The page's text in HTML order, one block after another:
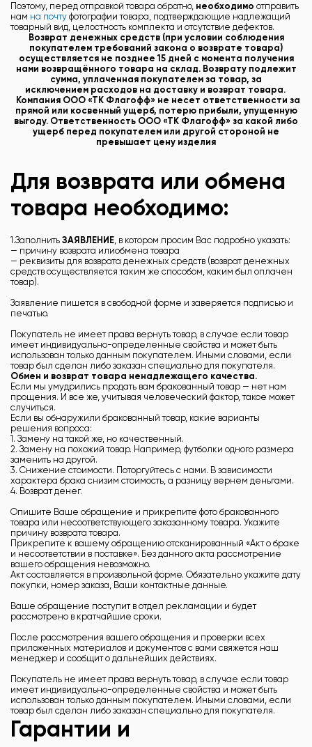
Поэтому, перед отправкой товара обратно, необходимо отправить
нам на почту фотографии товара, подтверждающие надлежащий
товарный вид, целостность комплекта и отсутствие дефектов.
Возврат денежных средств (при условии соблюдения
покупателем требований закона о возврате товара)
осуществляется не позднее 15 дней с момента получения
нами возвращённого товара на склад. Возврату подлежит
сумма, уплаченная покупателем за товар, за
исключениемрасходов на доставку и возврат товара.
Компания ООО «ТК Флагофф» не несет ответственности за
прямой или косвенный ущерб, потерю прибыли, упущенную
выгоду. Ответственность ООО «ТК Флагофф» за какой либо
ущерб перед покупателем или другой стороной не
превышает цену изделия
Для возврата или обмена
товара необходимо:
1.Заполнить ЗАЯВЛЕНИЕ, в котором просим Вас подробно указать:
— причину возврата илиобмена товара
— реквизиты для возврата денежных средств (возврат денежных
средств осуществляется таким же способом, каким был оплачен
товар).
Заявление пишется в свободной форме и заверяется подписью и
печатью.
Покупатель не имеет права вернуть товар, в случае если товар
имеет индивидуально-определенные свойства и может быть
использован только данным покупателем. Иными словами, если
товар был сделан либо заказан специально для покупателя.
Обмен и возврат товара ненадлежащего качества.
Если мы умудрились продать вам бракованный товар — нет нам
прощения. И все же, учитывая человеческий фактор, такое может
случиться.
Если вы обнаружили бракованный товар, какие варианты
решения вопроса:
1. Замену на такой же, но качественный.
2. Замену на похожий товар. Например, футболки одного размера
заменить на другой.
3. Снижение стоимости. Поторгуйтесь с нами. В зависимости
характера брака снизим стоимость, а разницу вернем деньгами.
4. Возврат денег.
Опишите Ваше обращение и прикрепите фото бракованного
товара или несоответствующего заказанному товара. Укажите
причину возврата товара.
Прикрепите к вашему обращению отсканированный «Акт о браке
и несоответствии в поставке». Без данного акта рассмотрение
вашего обращения невозможно.
Акт составляется в произвольной форме. Обязательно укажите дату
покупки, номер заказа, Ваши контактные данные.
Ваше обращение поступит в отдел рекламации и будет
рассмотрено в кратчайшие сроки.
После рассмотрения вашего обращения и проверки всех
приложенных материалов и документов с вами свяжется наш
менеджер и сообщит о дальнейших действиях.
Покупатель не имеет права вернуть товар, в случае если товар
имеет индивидуально-определенные свойства и может быть
использован только данным покупателем. Иными словами, если
товар был сделан либо заказан специально для покупателя.
Гарантии и